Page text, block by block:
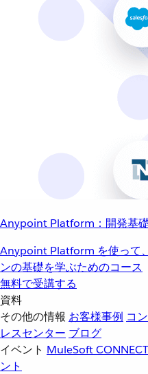
Anypoint Platform：開発基
Anypoint Platform を使って
ンの基礎を学ぶためのコース
無料で受講する
資料
その他の情報 お客様事例 コ
レスセンター ブログ
イベント MuleSoft CONNECT
ント